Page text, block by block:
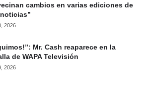
cambios en varias ediciones de
2026
Mr. Cash reaparece en la
de WAPA Televisión
2026